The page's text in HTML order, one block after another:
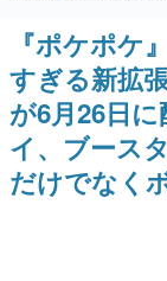
ゲ
名作
聞き
きま
赫本
この
の形
映ヒストリカル グ
ョン」が8月下旬よ
『ポケポケ
すぎる新拡
が6月26日
イ、ブース
だけでなく